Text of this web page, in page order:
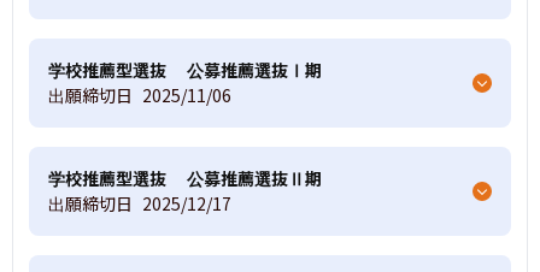
学校推薦型選抜 公募推薦選抜Ⅰ期
出願締切日 2025/11/06
学校推薦型選抜 公募推薦選抜Ⅱ期
出願締切日 2025/12/17